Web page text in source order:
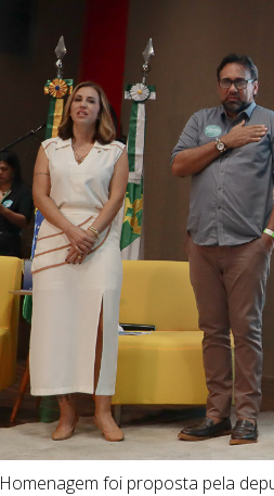
Homenagem foi proposta pela